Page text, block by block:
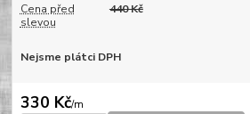
Cena před
slevou
440 Kč
Nejsme plátci DPH
330 Kč/m